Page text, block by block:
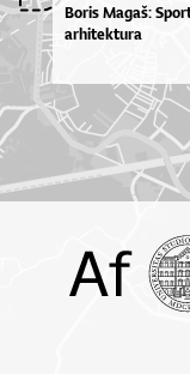
Boris Magaš:
arhitektura